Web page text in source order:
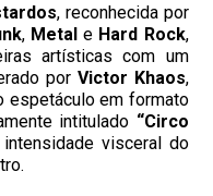
, reconhecida por
, Metale Hard Rock,
artísticas com um
por Victor Khaos,
espetáculo em formato
intitulado “Circo
visceral do